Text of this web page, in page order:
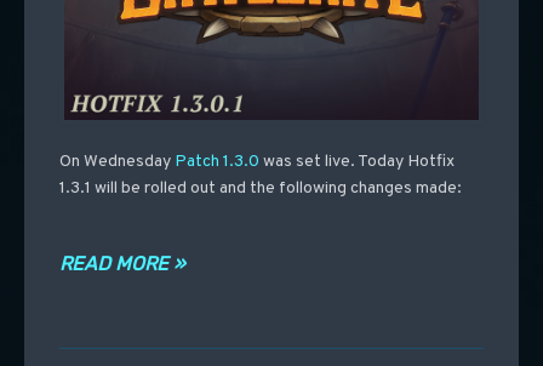
On Wednesday Patch 1.3.0 was set live. Today Hotfix
1.3.1 will be rolled out and the following changes made:
READ MORE »